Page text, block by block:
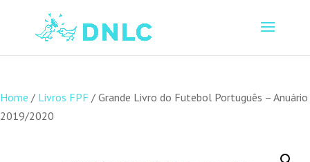
Home / Livros FPF / Grande Livro do Futebol Português – Anuário
2019/2020